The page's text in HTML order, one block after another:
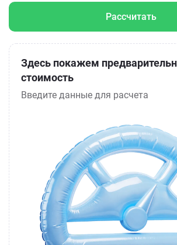
Рассчитать
Здесь покажем
стоимость
Введите данные для расчета